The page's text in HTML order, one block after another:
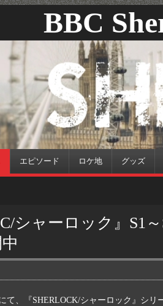
BBC
エピソード ロケ地 グッズ
シャーロック』S1
て、『SHERLOCK/シャーロック』シ